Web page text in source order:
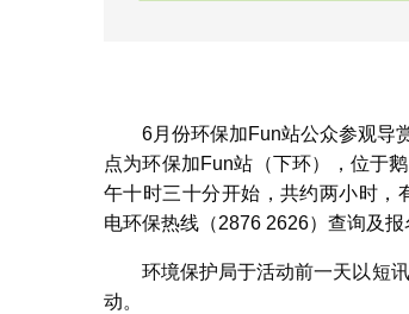
6月份环保加Fun站公众参观导
点为环保加Fun站（下环），位于
午十时三十分开始，共约两小时，
电环保热线（2876 2626）查询及报
环境保护局于活动前一天以短
动。